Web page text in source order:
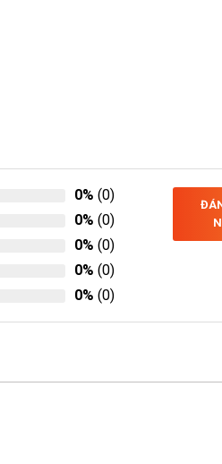
0% (0)
0% (0)
0% (0)
0% (0)
0% (0)